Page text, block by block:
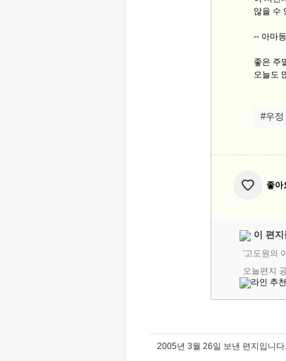
않을 수
-- 아마
좋은 주
오늘도
#우정
좋아
이 편
'고도원의
오늘편지
2005년 3월 26일 보낸 편지입니다.